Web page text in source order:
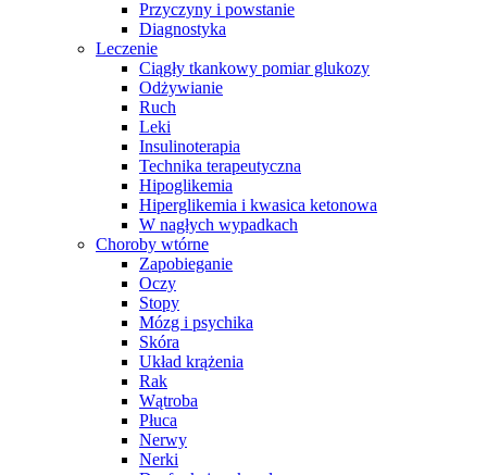
Przyczyny i powstanie
Diagnostyka
Leczenie
Ciągły tkankowy pomiar glukozy
Odżywianie
Ruch
Leki
Insulinoterapia
Technika terapeutyczna
Hipoglikemia
Hiperglikemia i kwasica ketonowa
W nagłych wypadkach
Choroby wtórne
Zapobieganie
Oczy
Stopy
Mózg i psychika
Skóra
Układ krążenia
Rak
Wątroba
Płuca
Nerwy
Nerki